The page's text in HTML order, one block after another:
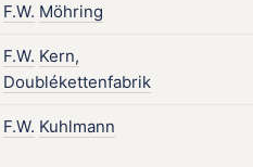
F.W. Möhring
F.W. Kern,
Doublékettenfabrik
F.W. Kuhlmann